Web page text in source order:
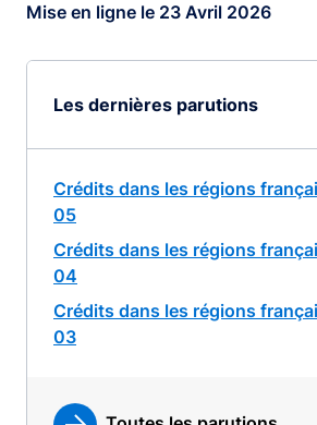
Mise en ligne le 23 Avril 2026
Les dernières parutions
Crédits dans les régions
05
Crédits dans les régions
04
Crédits dans les régions
03